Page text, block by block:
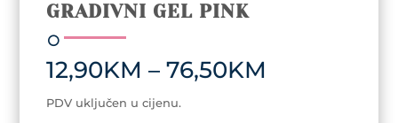
GRADIVNI GEL PINK
12,90KM – 76,50KM
PDV uključen u cijenu.